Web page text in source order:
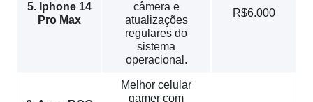
5. Iphone 14
Pro Max
câmera e
atualizações
regulares do
sistema
operacional.
R$6.000
Melhor celular
gamer com